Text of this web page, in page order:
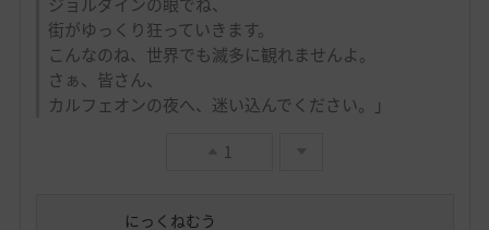
街がゆっくり狂っていきます。
こんなのね、世界でも滅多に観れませんよ。
さぁ、皆さん、
カルフェオンの夜へ、迷い込んでください。」
1
にっくねむう